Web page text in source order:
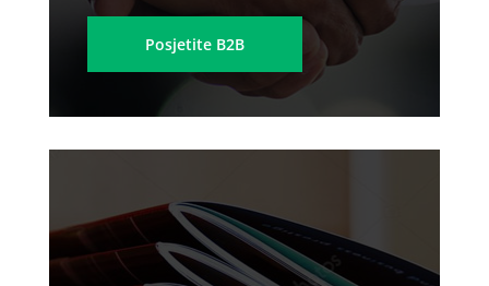
Posjetite B2B